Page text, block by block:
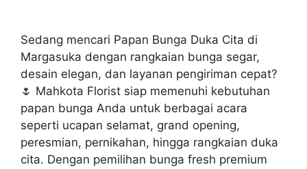
Sedang mencari Papan Bunga Duka Cita di
Margasuka dengan rangkaian bunga segar,
desain elegan, dan layanan pengiriman cepat?
🌷 Mahkota Florist siap memenuhi kebutuhan
papan bunga Anda untuk berbagai acara
seperti ucapan selamat, grand opening,
peresmian, pernikahan, hingga rangkaian duka
cita. Dengan pemilihan bunga fresh premium